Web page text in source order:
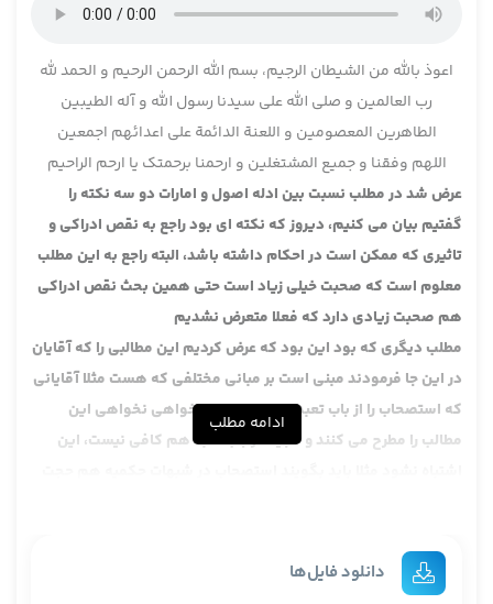
اعوذ بالله من الشیطان الرجیم، بسم الله الرحمن الرحیم و الحمد لله
رب العالمین و صلی الله علی سیدنا رسول الله و آله الطیبین
الطاهرین المعصومین و اللعنة الدائمة علی اعدائهم اجمعین
اللهم وفقنا و جمیع المشتغلین و ارحمنا برحمتک یا ارحم الراحیم
عرض شد در مطلب نسبت بین ادله اصول و امارات دو سه نکته را
گفتیم بیان می کنیم، دیروز که نکته ای بود راجع به نقص ادراکی و
تاثیری که ممکن است در احکام داشته باشد، البته راجع به این مطلب
معلوم است که صحبت خیلی زیاد است حتی همین بحث نقص ادراکی
هم صحبت زیادی دارد که فعلا متعرض نشدیم
مطلب دیگری که بود این بود که عرض کردیم این مطالبی را که آقایان
در این جا فرمودند مبنی است بر مبانی مختلفی که هست مثلا آقایانی
که استصحاب را از باب تعبد حجت می دانند خواهی نخواهی این
مطالب را مطرح می کنند و حجیت از باب تعبد هم کافی نیست، این
حکمیه روایتی وارد شده است پس این بحث مبنی است بر یک: حجیت
تعبدی در باب استصحاب، دو: حجیت تعبدی در باب خبر، اگر حجیت
ادامه مطلب
دانلود فایل‌ها